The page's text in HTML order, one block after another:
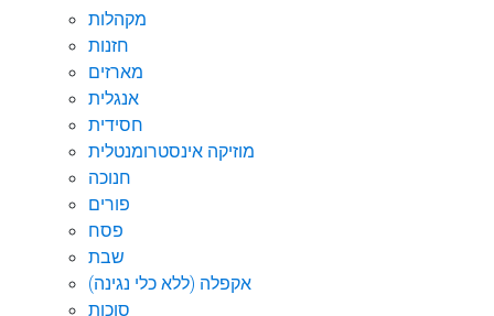
מקהלות
חזנות
מארזים
אנגלית
חסידית
מוזיקה אינסטרומנטלית
חנוכה
פורים
פסח
שבת
אקפלה (ללא כלי נגינה)
סוכות